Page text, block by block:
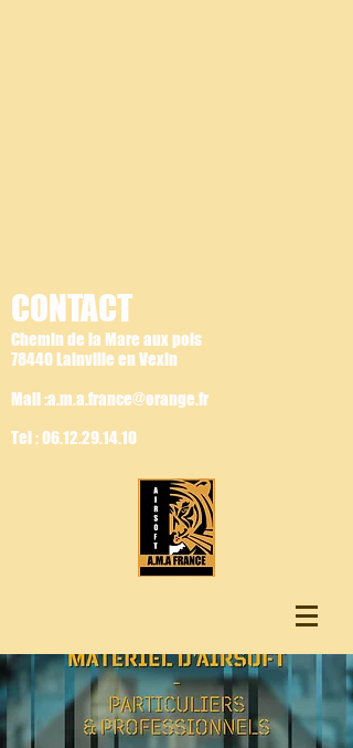
CONTACT
Chemin de la Mare aux pois
78440 Lainville en Vexin
Mail :a.m.a.france@orange.fr
Tel :06.12.29.14.10